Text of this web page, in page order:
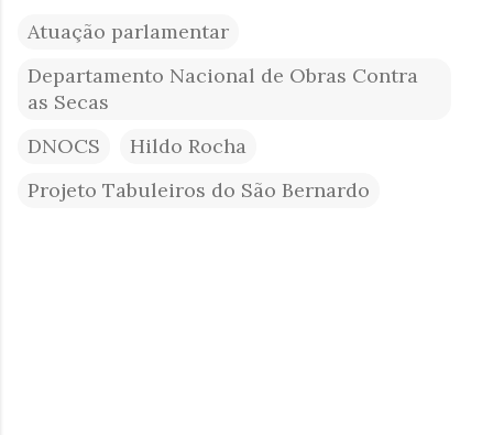
Atuação parlamentar
Departamento Nacional de Obras Contra
as Secas
DNOCS
Hildo Rocha
Projeto Tabuleiros do São Bernardo